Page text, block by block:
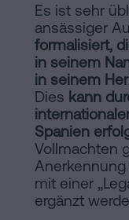
Es ist sehr
ansässiger
formalisiert,
in seinem
in seinem
Dies kann
Spanien
Vollmachten
mit einer
ergänzt